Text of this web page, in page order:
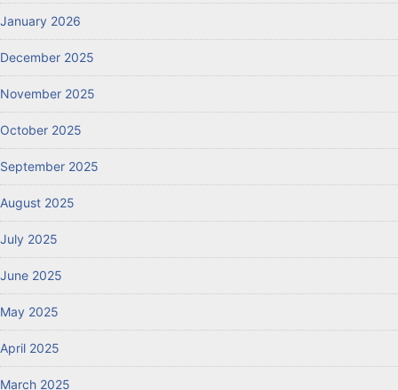
January 2026
December 2025
November 2025
October 2025
September 2025
August 2025
July 2025
June 2025
May 2025
April 2025
March 2025